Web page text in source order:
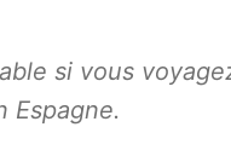
si vous
Espagne.